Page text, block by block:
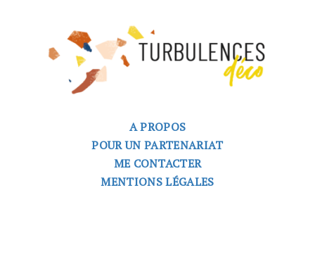
A PROPOS
POUR UN PARTENARIAT
ME CONTACTER
MENTIONS LÉGALES